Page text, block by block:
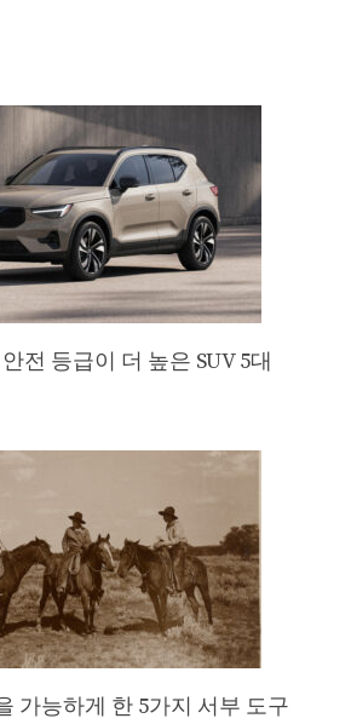
전 등급이 더 높은 SUV 5대
가능하게 한 5가지 서부 도구